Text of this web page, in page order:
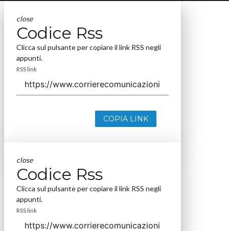
close
Codice Rss
Clicca sul pulsante per copiare il link RSS negli
appunti.
RSS link
COPIA LINK
close
Codice Rss
Clicca sul pulsante per copiare il link RSS negli
appunti.
RSS link